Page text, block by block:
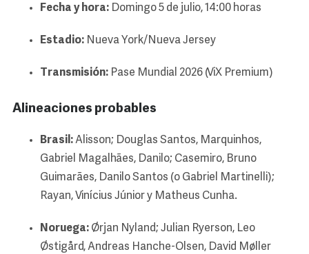
Fecha y hora: Domingo 5 de julio, 14:00 horas
Estadio: Nueva York/Nueva Jersey
Transmisión: Pase Mundial 2026 (ViX Premium)
Alineaciones probables
Brasil:Alisson; Douglas Santos, Marquinhos,
Gabriel Magalhães, Danilo; Casemiro, Bruno
Guimarães, Danilo Santos (o Gabriel Martinelli);
Rayan, Vinícius Júnior y Matheus Cunha.
Noruega: Ørjan Nyland; Julian Ryerson, Leo
Østigård, Andreas Hanche-Olsen, David Møller